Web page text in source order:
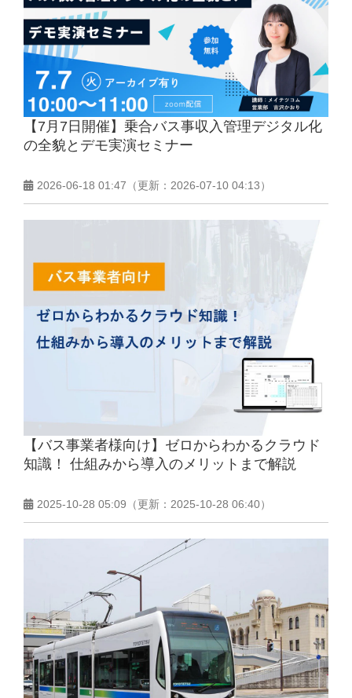
【7月7日開催】乗合バス事収入管理デジタル化
の全貌とデモ実演セミナー
2026-06-18 01:47 （更新： 2026-07-10 04:13）
【バス事業者様向け】ゼロからわかるクラウド
知識！ 仕組みから導入のメリットまで解説
2025-10-28 05:09 （更新： 2025-10-28 06:40）